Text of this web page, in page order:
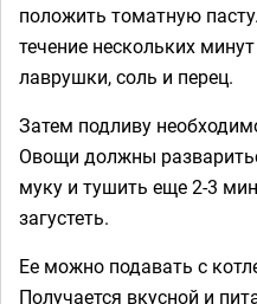
положить томатную
течение нескольких
лаврушки, соль и перец.
Затем подливу
Овощи должны
муку и тушить еще 2-3
загустеть.
Ее можно подавать с
Получается вкусной и